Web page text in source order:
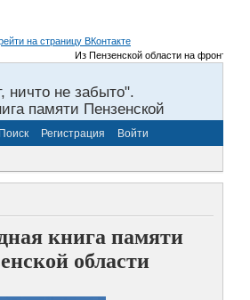
Из Пензенской области на фронты
ничто не забыто".
памяти Пензенской
Поиск Регистрация Войти
книга памяти
области